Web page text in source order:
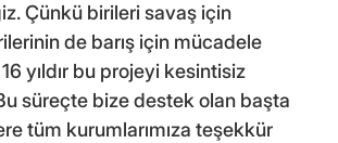
Çünkü birileri savaş için
de barış için mücadele
yıldır bu projeyi kesintisiz
süreçte bize destek olan başta
tüm kurumlarımıza teşekkür